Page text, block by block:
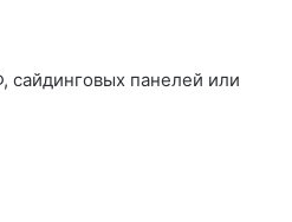
сайдинговых панелей или